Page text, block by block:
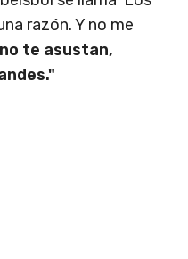
razón. Y no me
te asustan,